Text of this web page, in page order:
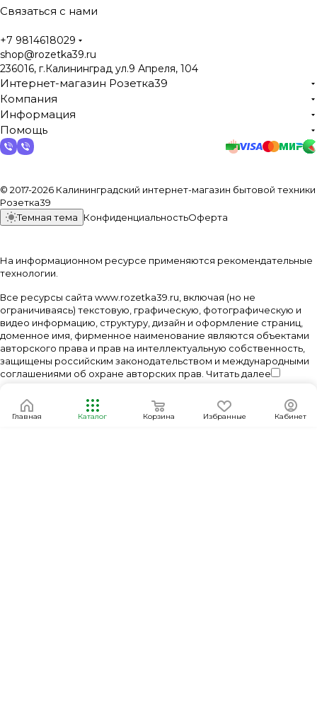
Связаться с нами
+7 9814618029
shop@rozetka39.ru
236016, г.Калининград ул.9 Апреля, 104
Интернет-магазин Розетка39
Компания
Информация
Помощь
© 2017-2026 Калининградский интернет-магазин бытовой техники
Розетка39
Темная тема
КонфиденциальностьОферта
На информационном ресурсе применяются рекомендательные
технологии
Все ресурсы сайта www.rozetka39.ru, включая (но не
ограничиваясь) текстовую, графическую, фотографическую и
видео информацию, структуру, дизайн и оформление страниц,
доменное имя, фирменное наименование являются объектами
авторского права и прав на интеллектуальную собственность,
защищены российским законодательством и международными
соглашениями об охране авторских прав. Читать далее
Главная Каталог Корзина Избранные Кабинет